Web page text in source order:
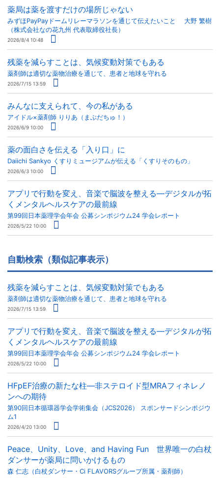
薬局は薬を渡すだけの場所じゃない
みずほPayPayドームリレーマラソンを通じて伝えたいこと 大野 繁樹
（株式会社なの花九州 代表取締役社長）
2026/8/4 10:48
残薬を減らすことは、気候変動対策でもある
薬剤師は適切な薬物治療を通じて、患者と地球を守れる
2026/7/15 13:59
みんなに支えられて、今の私がある
アイドル×薬剤師 りりあ（まぶだちゅ！）
2026/6/9 10:00
薬の面白さを伝える「入り口」に
Daiichi Sankyo くすりミュージアムが伝える「くすりそのもの」
2026/6/3 10:00
アプリで行動を変え、音楽で脳波を整える―デジタルが拓
くメンタルヘルスケアの最前線
第99回日本薬理学会年会 公募シンポジウム24 学会レポート
2026/5/22 10:00
自動検索（類似記事表示）
残薬を減らすことは、気候変動対策でもある
薬剤師は適切な薬物治療を通じて、患者と地球を守れる
2026/7/15 13:59
アプリで行動を変え、音楽で脳波を整える―デジタルが拓
くメンタルヘルスケアの最前線
第99回日本薬理学会年会 公募シンポジウム24 学会レポート
2026/5/22 10:00
HFpEF治療の新たな柱―非ステロイド型MRAフィネレノ
ンへの期待
第90回日本循環器学会学術集会（JCS2026） スポンサードシンポジウ
ム1
2026/4/20 13:00
Peace、Unity、Love、and Having Fun 世界唯一の白杖
ダンサーが薬局に問いかけるもの
森 仁志（白杖ダンサー・Ci FLAVORSグループ所属・薬剤師）